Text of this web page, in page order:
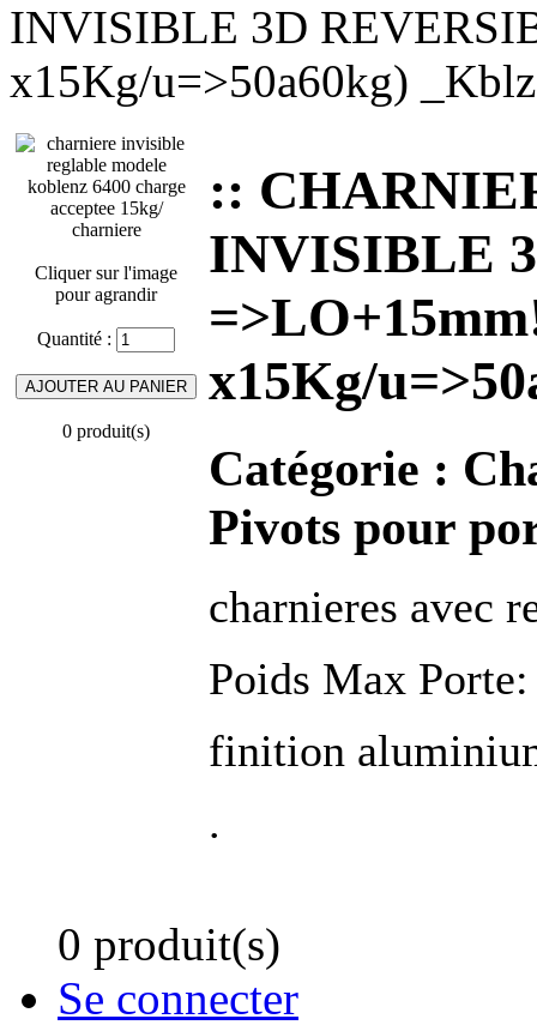
INVISIBLE 3D
x15Kg/u=>50a60kg)
Cliquer sur l'image
pour agrandir
Quantité :
0 produit(s)
::
INVISIBLE
x15Kg/
Catégorie :
Pivots pour
charnieres avec
Poids Max
finition
.
0 produit(s)
Se connecter